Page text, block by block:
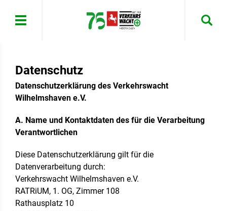
Datenschutz
Datenschutzerklärung des Verkehrswacht
Wilhelmshaven e.V.
A. Name und Kontaktdaten des für die Verarbeitung
Verantwortlichen
Diese Datenschutzerklärung gilt für die
Datenverarbeitung durch:
Verkehrswacht Wilhelmshaven e.V.
RATRiUM, 1. OG, Zimmer 108
Rathausplatz 10